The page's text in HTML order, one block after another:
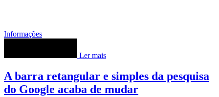
Informações
Ler mais
A barra retangular e simples da pesquisa
do Google acaba de mudar